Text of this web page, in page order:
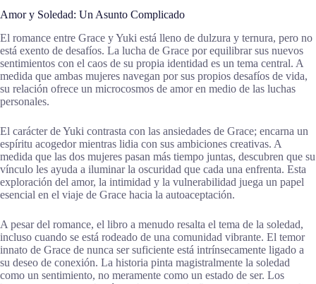
Amor y Soledad: Un Asunto Complicado
El romance entre Grace y Yuki está lleno de dulzura y ternura, pero no
está exento de desafíos. La lucha de Grace por equilibrar sus nuevos
sentimientos con el caos de su propia identidad es un tema central. A
medida que ambas mujeres navegan por sus propios desafíos de vida,
su relación ofrece un microcosmos de amor en medio de las luchas
personales.
El carácter de Yuki contrasta con las ansiedades de Grace; encarna un
espíritu acogedor mientras lidia con sus ambiciones creativas. A
medida que las dos mujeres pasan más tiempo juntas, descubren que su
vínculo les ayuda a iluminar la oscuridad que cada una enfrenta. Esta
exploración del amor, la intimidad y la vulnerabilidad juega un papel
esencial en el viaje de Grace hacia la autoaceptación.
A pesar del romance, el libro a menudo resalta el tema de la soledad,
incluso cuando se está rodeado de una comunidad vibrante. El temor
innato de Grace de nunca ser suficiente está intrínsecamente ligado a
su deseo de conexión. La historia pinta magistralmente la soledad
como un sentimiento, no meramente como un estado de ser. Los